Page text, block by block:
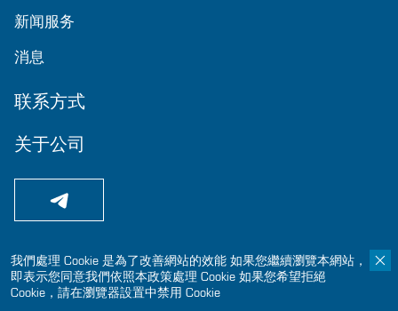
新闻服务
消息
联系方式
关于公司
© 2024-2025 国家工程建设
我們處理 Cookie 是為了改善網站的效能 如果您繼續瀏覽本網站，
即表示您同意我們依照本政策處理 Cookie 如果您希望拒絕
Cookie，請在瀏覽器設置中禁用 Cookie